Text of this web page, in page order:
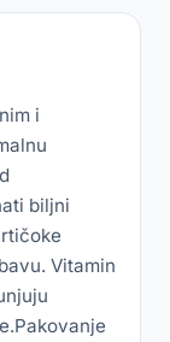
i
biljni
Vitamin